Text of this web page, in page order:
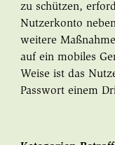
zu schützen,
Nutzerkonto
weitere
auf ein mobiles
Weise ist das
Passwort einem